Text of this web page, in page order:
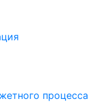
процесса